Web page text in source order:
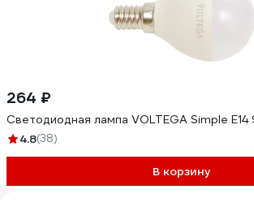
264 ₽
Светодиодная лампа VOLTEGA Simple
4.8(38)
В корзину